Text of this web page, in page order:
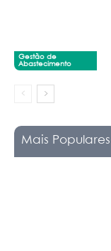
Gestão de
Abastecimento
Mais Populares